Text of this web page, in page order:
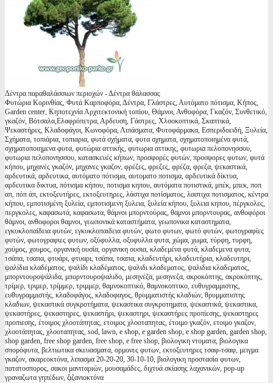
Δέντρα παραθαλάσσιων περιοχών - Δέντρα θάλασσας
Φυτώρια Κορινθίας, Φυτά Καρποφόρα, Δέντρα, Γλάστρες, Αυτόματο πότισμα, Κήπος,
Garden center, Κηποτεχνία Αρχιτεκτονική τοπίου, Θάμνοι, Ανθοφόρα, Γκαζόν, Συνθετικό,
γκαζόν, Βότσαλα,Ελαφρόπετρα, Αρδευση, Γάστρες, Χλοοκοπτικά, Σκαπτικά,
Ψεκαστήρες, Κλαδοφάγοι, Κωνοφόρα, Λιπάσματα, Φυτοφάρμακα, Εσπεριδοειδή, Ξυλεία,
Σχήματα, τοπιάρια, τοπιαρια, φυτά σχήματα, φυτα σχηματα, σχηματοποιημένα φυτά,
σχηματοποιημενα φυτα, φυτώρια αττικής, φυτωρια αττικης, φυτωρια πελοπονησσου,
φυτωρια πελοπονησσου, κατασκευές κήπων, προσφορές φυτών, προσφορες φυτων, φυτά
κήπου, μηχανές γκαζόν, μηχανες γκαζον, φρέζες, φρεζες, φρέζα, φρεζα, ψεκαστικά,
αρδευτικά, αρδευτικα, αυτόματο πότισμα, αυτοματο ποτισμα, αρδευτικά δίκτυα,
αρδευτικα δικτυα, πότισμα κήπου, ποτισμα κηπου, αυτόματα ποτιστικά, μπέκ, μπεκ, ποπ
απ, πόπ άπ, εκτοξευτήρες, εκτοξευτηρες, λάστιχα ποτίσματος, λαστιχα ποτισματος, κέντρα
κήπου, εμποτισμένη ξυλεία, εμποτισμενη ξυλεια, ξυλεία κήπου, ξυλεια κηπου, πέργκολες,
περγκολες, καφασωτά, καφασωτα, θάμνοι μπορντούρας, θαμνοι μπορντουρας, ανθοφόροι
θάμνοι, ανθοφοροι θαμνοι, γεωπονικά καταστήματα, γεωπονικα καταστηματα,
εγκυκλοπαίδεια φυτών, εγκυκλοπαιδεια φυτών, φωτο φυτων, φωτό φυτών, φωτογραφίες
φυτών, φωτογραφιες φυτων, οξύφυλλα, οξυφυλλα φυτα, χώμα, χωμα, τύρφη, τυρφη,
χούμος, χουμος, οργανική ουσία, οργανικη ουσια, κλαδεμένα φυτά, κλαδεμενα φυτα,
τσάπα, τσαπα, φτυάρι, φτυαρι, τσάπα, τσαπα, κλαδευτήρι, κλαδευτήρια, κλαδευτηρι,
ψαλίδια κλαδέματος, ψαλίδι κλαδέματος, ψαλιδι κλαδεματος, ψαλιδια κλαδεματος,
μπορντουροψάλιδα, μπορντουροψαλιδο, μεσηνέζα, μεσηνεζα, ακροκόπτης, ακροκόπτης,
τρίμερ, τριμερ, τρίμμερ, τριμμερ, θαμνοκοπτικό, θαμνοκοπτικο, ευθυγραμμιστης,
ευθυγραμμιστής, κλαδοφάγος, κλαδοφαγος, θρυμματιστής κλαδιών, θρυμματιστης
κλαδιων, ψεκαστικά συγκροτήματα, ψεκαστικα συγκροτηματα, ψεκαστικά, ψεκαστικα,
ψεκαστήρες, ψεκαστηρες, ψεκαστήρι, ψεκαστηρι, ψεκαστήρες προπίεσης, ψεκαστηρες
προπιεσης, έτοιμος χλοοτάπητας, ετοιμος χλοοταπητας, έτοιμο γκαζόν, ετοιμο γκαζον,
χλοοτάπητας, χλοοταπητας, sod, lawn, e shop, e garden shop, e shop garden, garden shop,
shop garden, free shop garden, free shop, e free shop, βιολογικη ντοματα, βιολογικα
σπορόφυτα, βελτιωτικα σκευασματα, ορμονες φυτων, εκτοξευτηρες τσαφ-τσαφ, μειγμα
γκαζον, ακαρεοκτόνα, λιπασμα 20-20-20, 30-10-10, βιολογικη προστασία φυτων,
πατατοσπορος, σακοι μανιταριών, μουσαμάδες, διχτυά σκίασης λαχανικών, pop-up
γραναζωτα γηπέδων, ζιζανιοκτόνα